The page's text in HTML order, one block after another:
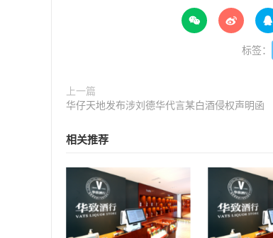
  
标签：
上一篇
华仔天地发布涉刘德华代言某白酒侵权声明函
相关推荐